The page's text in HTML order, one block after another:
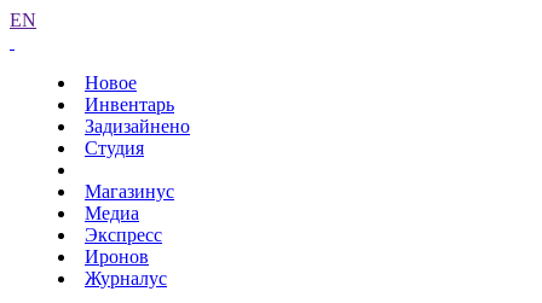
EN
Новое
Инвентарь
Задизайнено
Студия
Магазинус
Медиа
Экспресс
Иронов
Журналус